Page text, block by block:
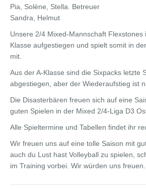
Pia, Solène, Stella. Betreuer
Sandra, Helmut
Unsere 2/4 Mixed-Mannschaft Flexstones
Klasse aufgestiegen und spielt somit in
mit.
Aus der A-Klasse sind die Sixpacks letzte
abgestiegen, aber der Wiederaufstieg ist
Die Disasterbären freuen sich auf eine
guten Spielen in der Mixed 2/4-Liga D3
Alle Spieltermine und Tabellen findet ihr
Wir freuen uns auf eine tolle Saison mit
auch du Lust hast Volleyball zu spielen,
im Training vorbei. Wir würden uns freuen.